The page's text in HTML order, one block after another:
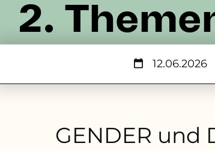
2.
12.06.2026
GENDER und